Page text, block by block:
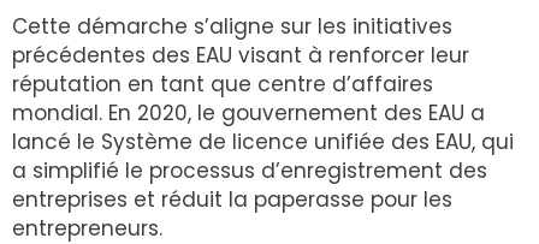
Cette démarche s’aligne sur les initiatives
précédentes des EAU visant à renforcer leur
réputation en tant que centre d’affaires
mondial. En 2020, le gouvernement des EAU a
lancé le Système de licence unifiée des EAU, qui
a simplifié le processus d’enregistrement des
entreprises et réduit la paperasse pour les
entrepreneurs.